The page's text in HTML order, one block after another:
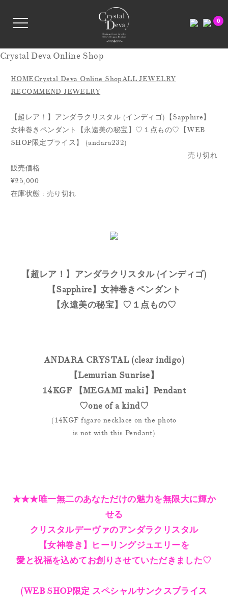
0
Crystal Deva Online Shop
HOMECrystal Deva Online ShopALL JEWELRY
RECOMMEND JEWELRY
【超レア！】アンダラクリスタル (インディゴ)【Sapphire】
女神巻きペンダント【永遠美の秘宝】♡１点もの♡【WEB
SHOP限定プライス】 (andara232)
売り切れ
販売価格
¥25,000
在庫状態 : 売り切れ
【超レア！】アンダラクリスタル (インディゴ)
【Sapphire】女神巻きペンダント
【永遠美の秘宝】♡１点もの♡
ANDARA CRYSTAL (clear indigo)
【Lemurian Sunrise】
14KGF 【MEGAMI maki】Pendant
♡one of a kind♡
(14KGF figaro necklace on the photo
is not with this Pendant)
★★★唯一無二のあなただけの魅力を無限大に輝か
せる
クリスタルデーヴァのアンダラクリスタル
【女神巻き】ヒーリングジュエリーを
愛と祝福を込めてお創りさせていただきました♡
(WEB SHOP限定 スペシャルサンクスプライス